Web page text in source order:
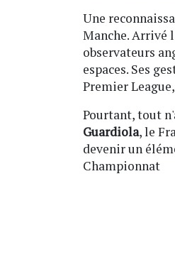
Une
Manche. Arrivé
observateurs
espaces. Ses
Premier
Pourtant, tout
Guardiola, le
devenir un
Championnat